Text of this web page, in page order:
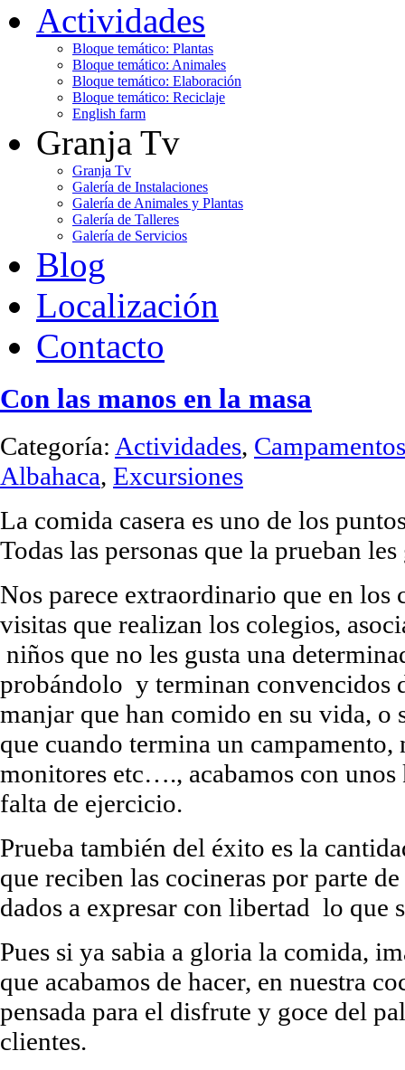
Actividades
Bloque temático: Plantas
Bloque temático: Animales
Bloque temático: Elaboración
Bloque temático: Reciclaje
English farm
Granja Tv
Granja Tv
Galería de Instalaciones
Galería de Animales y Plantas
Galería de Talleres
Galería de Servicios
Blog
Localización
Contacto
Con las manos en la masa
Categoría: Actividades,
Albahaca, Excursiones
La comida casera es uno de los
Todas las personas que la prueban
Nos parece extraordinario que en los
visitas que realizan los colegios,
niños que no les gusta una
probándolo y terminan convencidos
manjar que han comido en su vida, o
que cuando termina un campamento,
monitores etc…., acabamos con
falta de ejercicio.
Prueba también del éxito es la
que reciben las cocineras por parte
dados a expresar con libertad lo que
Pues si ya sabia a gloria la comida,
que acabamos de hacer, en nuestra
pensada para el disfrute y goce del
clientes.